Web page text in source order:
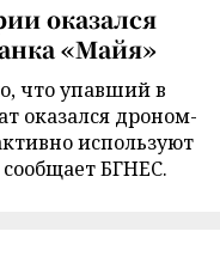
оказался
«Майя»
что упавший в
оказался дроном-
используют
БГНЕС.